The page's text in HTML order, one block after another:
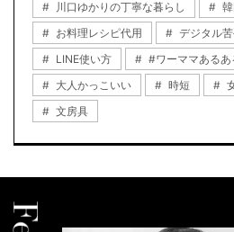
川口ゆかりの丁寧な暮らし
お料理レシピ代用
デジタル
LINE使い方
#ワーママあるあ
大人かっこいい
時短
文房具